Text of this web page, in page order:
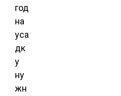
год
на
уса
дк
у
ну
жн